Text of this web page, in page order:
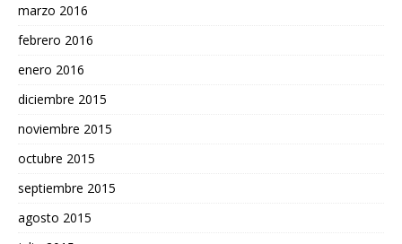
marzo 2016
febrero 2016
enero 2016
diciembre 2015
noviembre 2015
octubre 2015
septiembre 2015
agosto 2015